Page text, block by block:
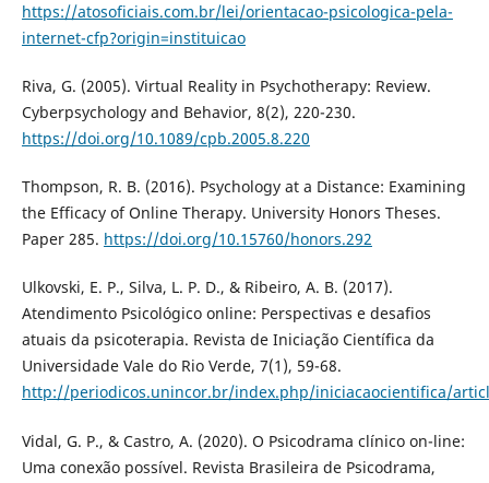
https://atosoficiais.com.br/lei/orientacao-psicologica-pela-
internet-cfp?origin=instituicao
Riva, G. (2005). Virtual Reality in Psychotherapy: Review.
Cyberpsychology and Behavior, 8(2), 220-230.
https://doi.org/10.1089/cpb.2005.8.220
Thompson, R. B. (2016). Psychology at a Distance: Examining
the Efficacy of Online Therapy. University Honors Theses.
Paper 285. https://doi.org/10.15760/honors.292
Ulkovski, E. P., Silva, L. P. D., & Ribeiro, A. B. (2017).
Atendimento Psicológico online: Perspectivas e desafios
atuais da psicoterapia. Revista de Iniciação Científica da
Universidade Vale do Rio Verde, 7(1), 59-68.
http://periodicos.unincor.br/index.php/iniciacaocientifica/
Vidal, G. P., & Castro, A. (2020). O Psicodrama clínico on-line:
Uma conexão possível. Revista Brasileira de Psicodrama,